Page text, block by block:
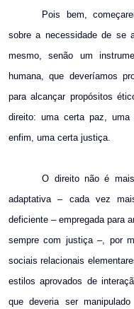
Pois bem,
sobre a necessidade de se
mesmo, senão um
humana, que deveríamos
para alcançar propósitos
direito: uma certa paz, uma
enfim, uma certa justiça.
O direito não é
adaptativa – cada vez
deficiente – empregada para
sempre com justiça –, por
sociais relacionais
estilos aprovados de
que deveria ser